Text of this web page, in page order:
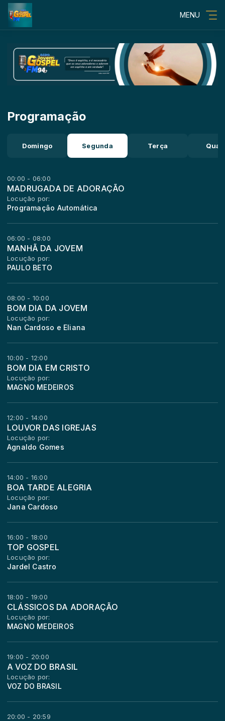
MENU
Programação
Domingo Segunda Terça
00:00 - 06:00
MADRUGADA DE ADORAÇÃO
Locução por:
Programação Automática
06:00 - 08:00
MANHÃ DA JOVEM
Locução por:
PAULO BETO
08:00 - 10:00
BOM DIA DA JOVEM
Locução por:
Nan Cardoso e Eliana
10:00 - 12:00
BOM DIA EM CRISTO
Locução por:
MAGNO MEDEIROS
12:00 - 14:00
LOUVOR DAS IGREJAS
Locução por:
Agnaldo Gomes
14:00 - 16:00
BOA TARDE ALEGRIA
Locução por:
Jana Cardoso
16:00 - 18:00
TOP GOSPEL
Locução por:
Jardel Castro
18:00 - 19:00
CLÁSSICOS DA ADORAÇÃO
Locução por:
MAGNO MEDEIROS
19:00 - 20:00
A VOZ DO BRASIL
Locução por:
VOZ DO BRASIL
20:00 - 20:59